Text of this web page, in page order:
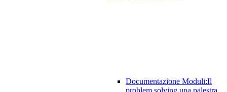
Documentazione Moduli:Il